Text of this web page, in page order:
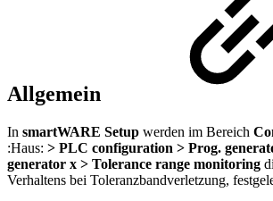
Allgemein
In smartWARE Setup werden im Bereich
:Haus: > PLC configuration > Prog.
generator x > Tolerance range monitoring
Verhaltens bei Toleranzbandverletzung,